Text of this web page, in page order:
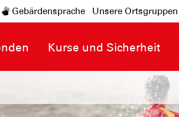
Gebärdensprache Unsere Ortsgruppen
Kurse und Sicherheit